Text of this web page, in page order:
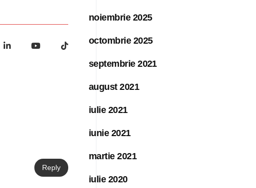
Reply
noiembrie 2025
octombrie 2025
septembrie 2021
august 2021
iulie 2021
iunie 2021
martie 2021
iulie 2020